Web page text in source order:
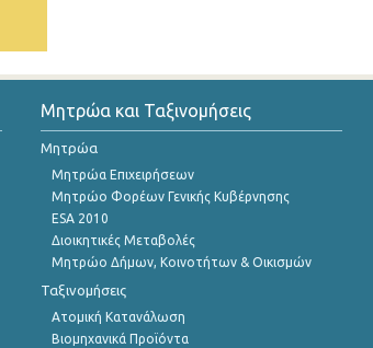
Μητρώα και Ταξινομήσεις
Μητρώα
Μητρώα Επιχειρήσεων
Μητρώο Φορέων Γενικής Κυβέρνησης
ESA 2010
Διοικητικές Μεταβολές
Μητρώο Δήμων, Κοινοτήτων & Οικισμών
Ταξινομήσεις
Ατομική Κατανάλωση
Βιομηχανικά Προϊόντα